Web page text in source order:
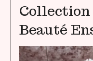
Collection
Beauté